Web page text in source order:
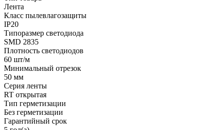
Лента
Класс пылевлагозащиты
IP20
Типоразмер светодиода
SMD 2835
Плотность светодиодов
60 шт/м
Минимальный отрезок
50 мм
Серия ленты
RT открытая
Тип герметизации
Без герметизации
Гарантийный срок